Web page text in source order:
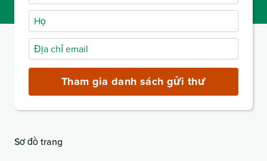
Họ
Địa
chỉ
(bắt
buộc)
Tham gia danh sách gửi thư
Sơ đồ trang